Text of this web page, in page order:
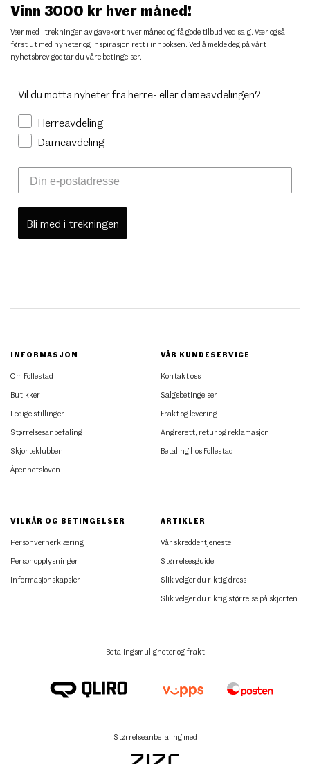
Vinn 3000 kr hver måned!
Vær med i trekningen av gavekort hver måned og få gode tilbud ved salg. Vær også
først ut med nyheter og inspirasjon rett i innboksen. Ved å melde deg på vårt
nyhetsbrev godtar du våre betingelser.
Vil du motta nyheter fra herre- eller dameavdelingen?
Herreavdeling
Dameavdeling
Bli med i trekningen
INFORMASJON
Om Follestad
Butikker
Ledige stillinger
Størrelsesanbefaling
Skjorteklubben
Åpenhetsloven
VÅR KUNDESERVICE
Kontakt oss
Salgsbetingelser
Frakt og levering
Angrerett, retur og reklamasjon
Betaling hos Follestad
VILKÅR OG BETINGELSER
Personvernerklæring
Personopplysninger
Informasjonskapsler
ARTIKLER
Vår skreddertjeneste
Størrelsesguide
Slik velger du riktig dress
Slik velger du riktig størrelse på skjorten
Betalingsmuligheter og frakt
Størrelseanbefaling med